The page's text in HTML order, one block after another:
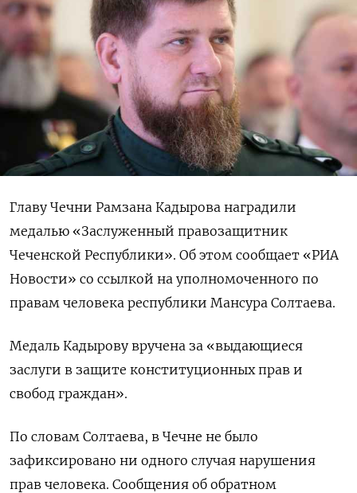
Главу Чечни Рамзана Кадырова наградили
медалью «Заслуженный правозащитник
Чеченской Республики». Об этом сообщает «РИА
Новости» со ссылкой на уполномоченного по
правам человека республики Мансура Солтаева.
Медаль Кадырову вручена за «выдающиеся
заслуги в защите конституционных прав и
свобод граждан».
По словам Солтаева, в Чечне не было
зафиксировано ни одного случая нарушения
прав человека. Сообщения об обратном